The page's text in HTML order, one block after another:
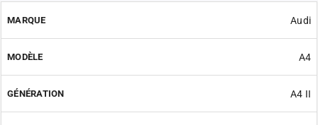
Audi
A4
A4 II